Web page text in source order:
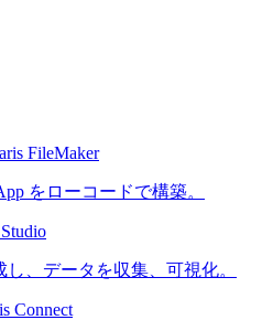
FileMaker
をローコードで構築。
し、データを収集、可視化。
Connect